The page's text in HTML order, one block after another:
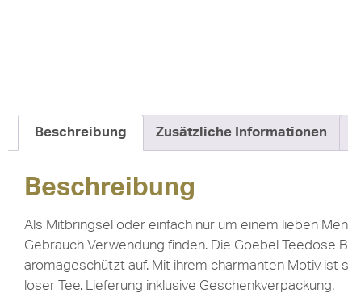
Beschreibung Zusätzliche Informationen
Beschreibung
Als Mitbringsel oder einfach nur um einem lieben
Gebrauch Verwendung finden. Die Goebel
aromageschützt auf. Mit ihrem charmanten Motiv ist
loser Tee. Lieferung inklusive Geschenkverpackung.